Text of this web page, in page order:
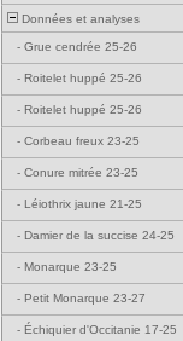
Données et analyses
- Grue cendrée 25-26
- Roitelet huppé 25-26
- Roitelet huppé 25-26
- Corbeau freux 23-25
- Conure mitrée 23-25
- Léiothrix jaune 21-25
- Damier de la succise 24-25
- Monarque 23-25
- Petit Monarque 23-27
- Échiquier d'Occitanie 17-25